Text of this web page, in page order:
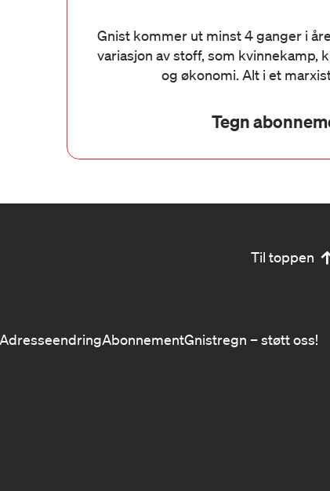
Gnist kommer ut minst 4 ganger i
variasjon av stoff, som kvinnekamp,
og økonomi. Alt i et
Tegn
Til toppen
AdresseendringAbonnementGnistregn – støtt oss!